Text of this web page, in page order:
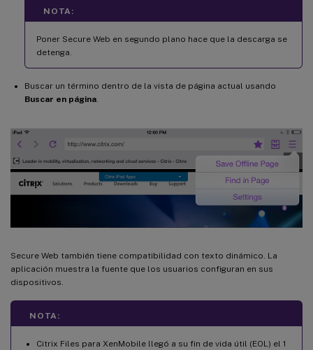
NOTA:
Poner Secure Web en segundo plano hace que la descarga se
detenga.
Buscar un término dentro de la vista de página actual usando
Buscar en página
Secure Web también tiene compatibilidad con texto dinámico. La
aplicación muestra la fuente que los usuarios configuran en sus
dispositivos.
NOTA:
Citrix Files para XenMobile llegó a su fin de vida útil (EOL) el 1